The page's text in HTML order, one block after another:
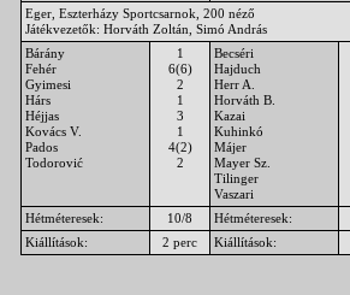
Eger, Eszterházy Sportcsarnok, 200 néző
Játékvezetők: Horváth Zoltán, Simó András
Bárány
Fehér
Gyimesi
Hárs
Héjjas
Kovács V.
Pados
Todorović
1
6(6)
2
1
3
1
4(2)
2
Becséri
Hajduch
Herr A.
Horváth B.
Kazai
Kuhinkó
Májer
Mayer Sz.
Tilinger
Vaszari
Hétméteresek:
10/8 Hétméteresek:
Kiállítások:
2 perc Kiállítások: